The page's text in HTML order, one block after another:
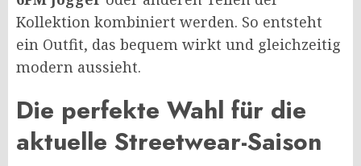
Kollektion kombiniert werden. So entsteht
ein Outfit, das bequem wirkt und gleichzeitig
modern aussieht.
Die perfekte Wahl für die
aktuelle Streetwear-Saison